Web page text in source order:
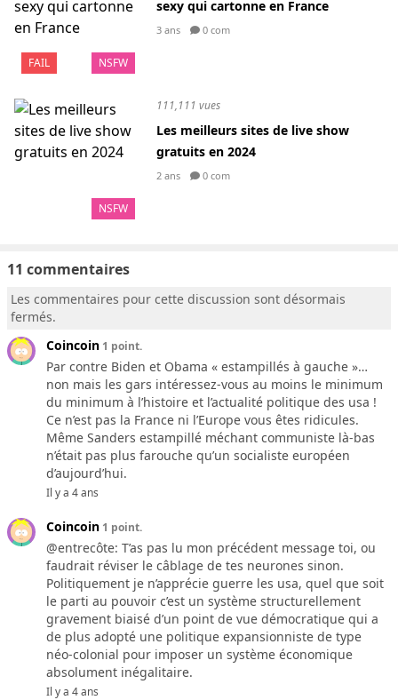
FAIL NSFW
sexy qui cartonne en France
3 ans 0 com
NSFW
111,111 vues
Les meilleurs sites de live show
gratuits en 2024
2 ans 0 com
11 commentaires
Les commentaires pour cette discussion sont désormais
fermés.
Coincoin 1 point.
Par contre Biden et Obama « estampillés à gauche »…
non mais les gars intéressez-vous au moins le minimum
du minimum à l’histoire et l’actualité politique des usa !
Ce n’est pas la France ni l’Europe vous êtes ridicules.
Même Sanders estampillé méchant communiste là-bas
n’était pas plus farouche qu’un socialiste européen
d’aujourd’hui.
Il y a 4 ans
Coincoin 1 point.
@entrecôte: T’as pas lu mon précédent message toi, ou
faudrait réviser le câblage de tes neurones sinon.
Politiquement je n’apprécie guerre les usa, quel que soit
le parti au pouvoir c’est un système structurellement
gravement biaisé d’un point de vue démocratique qui a
de plus adopté une politique expansionniste de type
néo-colonial pour imposer un système économique
absolument inégalitaire.
Il y a 4 ans